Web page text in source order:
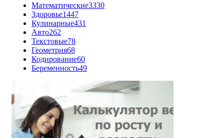
Математические3330
Здоровье1447
Кулинарные431
Авто262
Текстовые78
Геометрия68
Кодирование60
Беременность49